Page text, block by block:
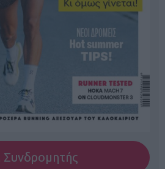
Συνδρομητής